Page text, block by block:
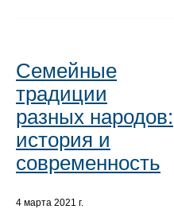
Семейные
традиции
разных народов:
история и
современность
4 марта 2021 г.